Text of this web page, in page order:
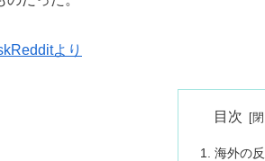
より
目次
海外の